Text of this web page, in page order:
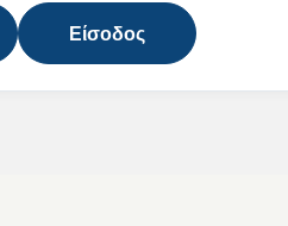
Είσοδος